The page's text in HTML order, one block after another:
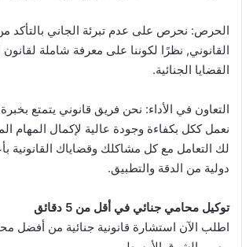
الحرص: نحرص على عدم تبرئة الجاني بالتأكد
القانوني, نظرًا لكوننا على معرفة شاملة
القضايا الجنائية.
التعاون في الأداء: نحن فريق قانوني يتمتع
نعمل ككل بكفاءة وجودة عالية لإكمال المهام
لك التعامل مع كل مشاكلك وقضاياك القانونية
دولية من الدقة والتطبيق.
توكيل محامي جنائي في أقل من 5 دقائق
اطلب الآن استشارة قانونية جنائية من أفضل